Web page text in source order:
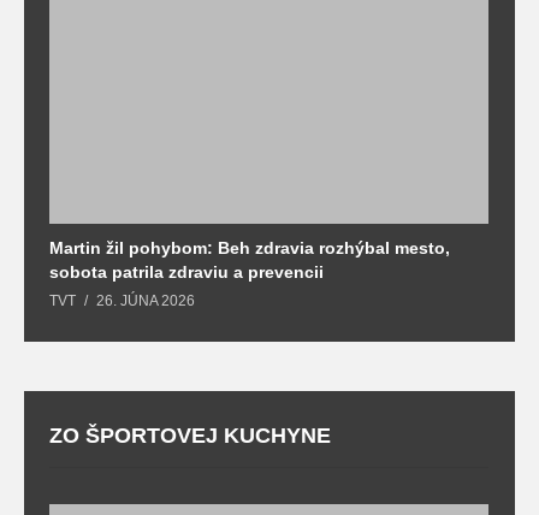
Martin žil pohybom: Beh zdravia rozhýbal mesto,
sobota patrila zdraviu a prevencii
TVT 26. JÚNA 2026
ZO ŠPORTOVEJ KUCHYNE